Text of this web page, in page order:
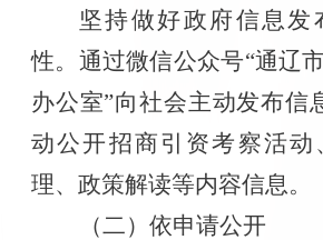
坚持做好政府信息发
性。 通过微信公众号“通辽
办公室”向社会主动发布信
动公开招商引资考察活动
理、政策解读等内容信息。
（二） 依申请公开